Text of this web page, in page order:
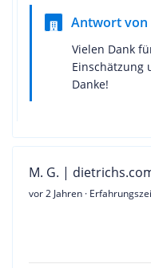
Antwort von
Vielen Dank
Einschätzung
Danke!
M. G. |
vor 2 Jahren ·